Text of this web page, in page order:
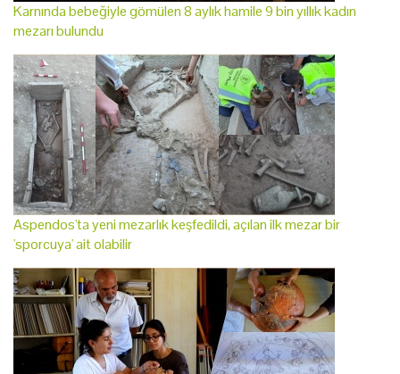
Karnında bebeğiyle gömülen 8 aylık hamile 9 bin yıllık kadın
mezarı bulundu
Aspendos'ta yeni mezarlık keşfedildi, açılan ilk mezar bir
'sporcuya' ait olabilir